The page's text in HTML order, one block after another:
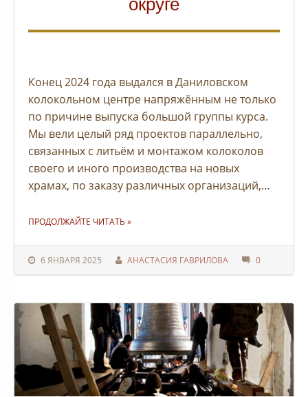
округе
6 ЯНВАРЯ 2025 АНАСТАСИЯ ГАВРИЛОВА 0
Конец 2024 года выдался в Даниловском
колокольном центре напряжённым не только
по причине выпуска большой группы курса.
Мы вели целый ряд проектов параллельно,
связанных с литьём и монтажом колоколов
своего и иного производства на новых
храмах, по заказу различных организаций,…
ПРОДОЛЖАЙТЕ ЧИТАТЬ "НАБОР КОЛОКОЛОВ В ПСЕВДО-РУССКОМ СТИЛЕ УКРАСИТ ХРАМ ВСЕХ СВЯТЫХ В КОНАКОВСКОМ ОКРУГЕ"
»